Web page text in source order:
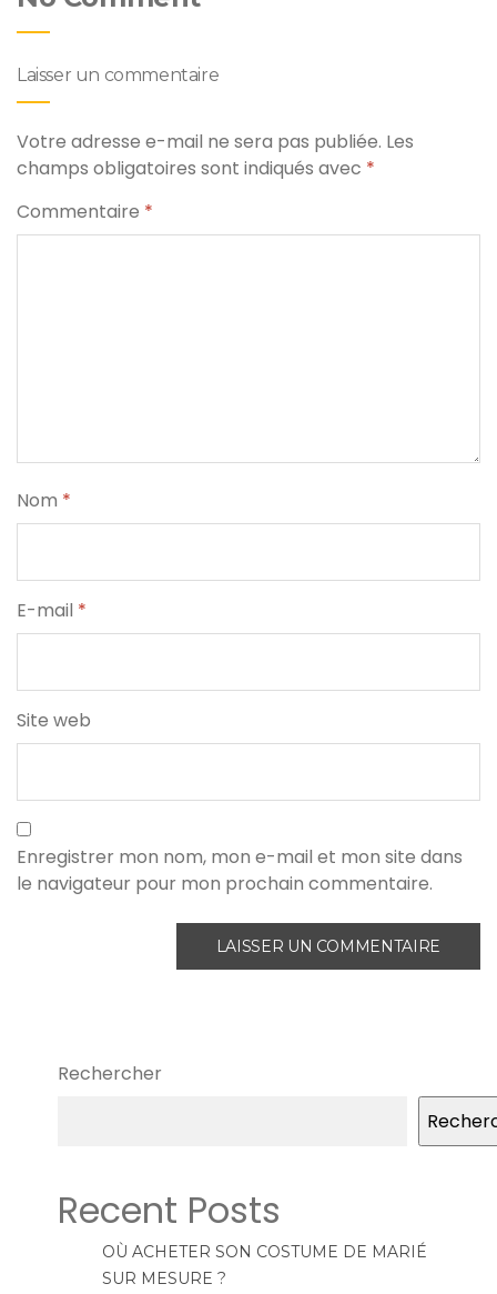
Laisser un commentaire
Votre adresse e-mail ne sera pas publiée. Les
champs obligatoires sont indiqués avec *
Commentaire *
Nom *
E-mail *
Site web
Enregistrer mon nom, mon e-mail et mon site dans
le navigateur pour mon prochain commentaire.
Rechercher
Recent Posts
OÙ ACHETER SON COSTUME DE MARIÉ
SUR MESURE ?